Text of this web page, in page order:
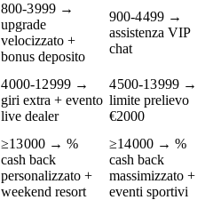
800‑3 999 →
upgrade
velocizzato +
bonus deposito
900‑4 499 →
assistenza VIP
chat
4 000‑12 999 →
giri extra + evento
live dealer
4 500‑13 999 →
limite prelievo
€2000
≥13 000 → %
cash back
personalizzato +
weekend resort
≥14 000 → %
cash back
massimizzato +
eventi sportivi